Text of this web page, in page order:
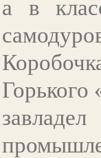
а в
Горького